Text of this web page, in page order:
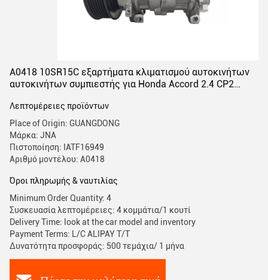
Α0418 10SR15C εξαρτήματα κλιματισμού αυτοκινήτων
αυτοκινήτων συμπιεστής για Honda Accord 2.4 CP2
Λεπτομέρειες προϊόντων
Place of Origin: GUANGDONG
Μάρκα: JNA
Πιστοποίηση: IATF16949
Αριθμό μοντέλου: Α0418
Όροι πληρωμής & ναυτιλίας
Minimum Order Quantity: 4
Συσκευασία λεπτομέρειες: 4 κομμάτια/1 κουτί
Delivery Time: look at the car model and inventory
Payment Terms: L/C ALIPAY T/T
Δυνατότητα προσφοράς: 500 τεμάχια/ 1 μήνα